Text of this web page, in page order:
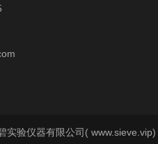
实验仪器有限公司(